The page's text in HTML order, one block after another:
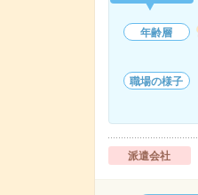
年齢層
職場の様子
派遣会社